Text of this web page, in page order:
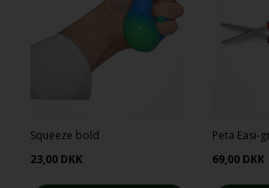
Squeeze bold
23,00 DKK
Peta Easi-
69,00 DKK